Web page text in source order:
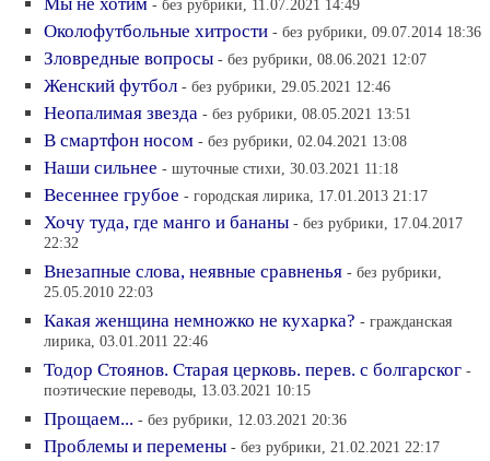
- без рубрики, 11.07.2021 14:49
Околофутбольные хитрости - без рубрики, 09.07.2014 18:36
Зловредные вопросы - без рубрики, 08.06.2021 12:07
Женский футбол - без рубрики, 29.05.2021 12:46
Неопалимая звезда - без рубрики, 08.05.2021 13:51
В смартфон носом - без рубрики, 02.04.2021 13:08
Наши сильнее - шуточные стихи, 30.03.2021 11:18
Весеннее грубое - городская лирика, 17.01.2013 21:17
Хочу туда, где манго и бананы - без рубрики, 17.04.2017
22:32
Внезапные слова, неявные сравненья - без рубрики,
25.05.2010 22:03
Какая женщина немножко не кухарка? - гражданская
лирика, 03.01.2011 22:46
Тодор Стоянов. Старая церковь. перев. с болгарског -
поэтические переводы, 13.03.2021 10:15
Прощаем... - без рубрики, 12.03.2021 20:36
Проблемы и перемены - без рубрики, 21.02.2021 22:17